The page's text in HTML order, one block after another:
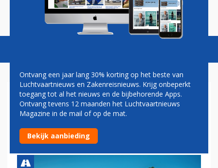
Magazine Podcasts Vacatures
ZAKENREISBRANCHE
DISCUSSIEERT OVER EEN
VOLLOPEND SCHIPHOL
Ontvang een jaar lang 30% korting op het beste van
Luchtvaartnieuws en Zakenreisnieuws. Krijg onbeperkt
toegang tot al het nieuws en de bijbehorende Apps.
Ontvang tevens 12 maanden het Luchtvaartnieuws
Magazine in de mail of op de mat.
Bekijk aanbieding